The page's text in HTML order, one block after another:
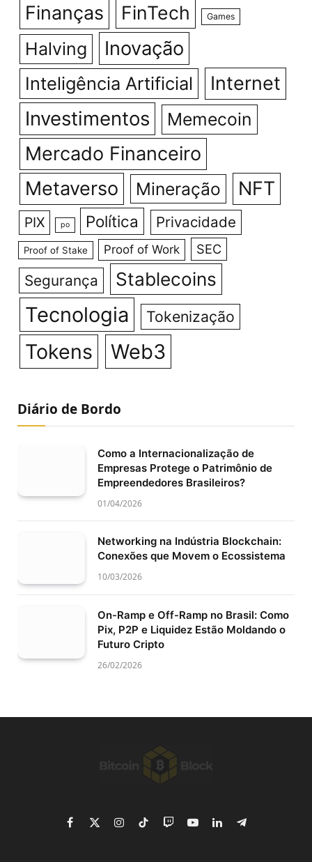
Finanças FinTech Games
Halving Inovação
Inteligência Artificial Internet
Investimentos Memecoin
Mercado Financeiro
Metaverso
Mineração NFT
PIX po Política Privacidade
Proof of Stake Proof of Work SEC
Segurança Stablecoins
Tecnologia Tokenização
Tokens Web3
Diário de Bordo
Como a Internacionalização de
Empresas Protege o Patrimônio de
Empreendedores Brasileiros?
01/04/2026
Networking na Indústria Blockchain:
Conexões que Movem o Ecossistema
10/03/2026
On-Ramp e Off-Ramp no Brasil: Como
Pix, P2P e Liquidez Estão Moldando o
Futuro Cripto
26/02/2026
Facebook
X
Instagram
TikTokTwitchYouTubeLinkedInTelegram